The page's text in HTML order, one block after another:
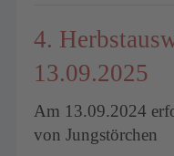
4.
13.09.2025
Am 13.09.2024
von Jungstörchen